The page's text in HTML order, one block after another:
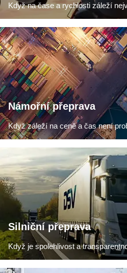
Když na čase a rychlosti záleží
Námořní přeprava
Když záleží na ceně a čas není
Silniční přeprava
Když je spolehlivost a